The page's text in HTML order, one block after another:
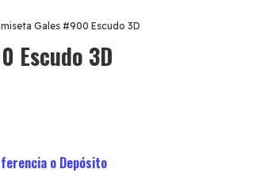
Gales #900 Escudo 3D
Escudo 3D
o Depósito